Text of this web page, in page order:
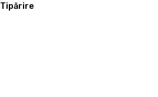
Tipărire